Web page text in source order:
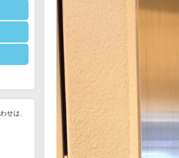
せは、